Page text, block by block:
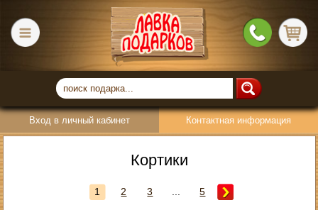
Вход в личный кабинет Контактная информация
Кортики
1 2 3 5